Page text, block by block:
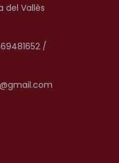
del Vallès
/